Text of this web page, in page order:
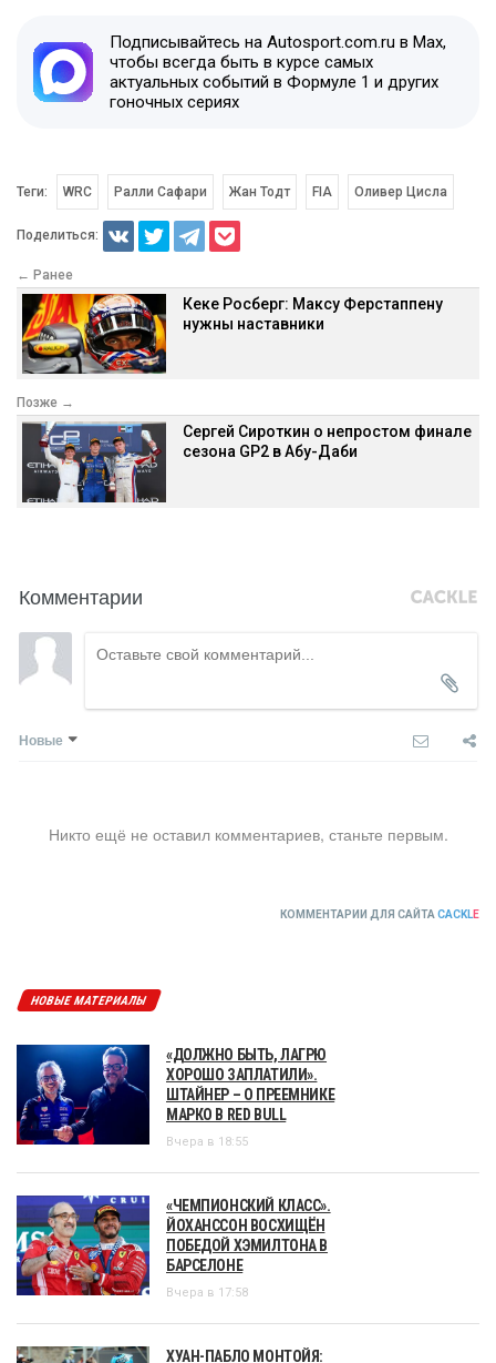
Подписывайтесь на Autosport.com.ru в Max,
чтобы всегда быть в курсе самых
актуальных событий в Формуле 1 и других
гоночных сериях
Теги: WRC Ралли Сафари Жан Тодт FIA Оливер Цисла
Поделиться:
← Ранее
Кеке Росберг: Максу Ферстаппену
нужны наставники
Позже →
Сергей Сироткин о непростом финале
сезона GP2 в Абу-Даби
Комментарии
Новые
Никто ещё не оставил комментариев, станьте первым.
КОММЕНТАРИИ ДЛЯ САЙТА CACKLE
НОВЫЕ МАТЕРИАЛЫ
«ДОЛЖНО БЫТЬ, ЛАГРЮ
ХОРОШО ЗАПЛАТИЛИ».
ШТАЙНЕР – О ПРЕЕМНИКЕ
МАРКО В RED BULL
Вчера в 18:55
«ЧЕМПИОНСКИЙ КЛАСС».
ЙОХАНССОН ВОСХИЩЁН
ПОБЕДОЙ ХЭМИЛТОНА В
БАРСЕЛОНЕ
Вчера в 17:58
ХУАН-ПАБЛО МОНТОЙЯ: